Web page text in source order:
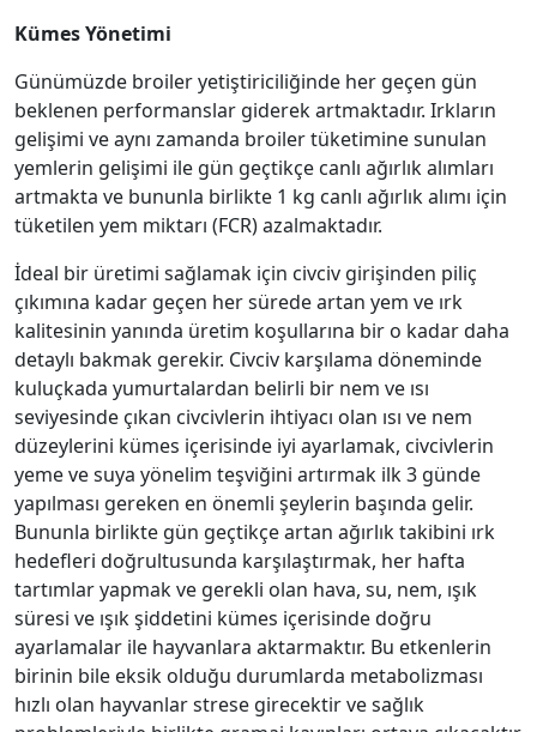
Kümes Yönetimi
Günümüzde broiler yetiştiriciliğinde her geçen gün
beklenen performanslar giderek artmaktadır. Irkların
gelişimi ve aynı zamanda broiler tüketimine sunulan
yemlerin gelişimi ile gün geçtikçe canlı ağırlık alımları
artmakta ve bununla birlikte 1 kg canlı ağırlık alımı için
tüketilen yem miktarı (FCR) azalmaktadır.
İdeal bir üretimi sağlamak için civciv girişinden piliç
çıkımına kadar geçen her sürede artan yem ve ırk
kalitesinin yanında üretim koşullarına bir o kadar daha
detaylı bakmak gerekir. Civciv karşılama döneminde
kuluçkada yumurtalardan belirli bir nem ve ısı
seviyesinde çıkan civcivlerin ihtiyacı olan ısı ve nem
düzeylerini kümes içerisinde iyi ayarlamak, civcivlerin
yeme ve suya yönelim teşviğini artırmak ilk 3 günde
yapılması gereken en önemli şeylerin başında gelir.
Bununla birlikte gün geçtikçe artan ağırlık takibini ırk
hedefleri doğrultusunda karşılaştırmak, her hafta
tartımlar yapmak ve gerekli olan hava, su, nem, ışık
süresi ve ışık şiddetini kümes içerisinde doğru
ayarlamalar ile hayvanlara aktarmaktır. Bu etkenlerin
birinin bile eksik olduğu durumlarda metabolizması
hızlı olan hayvanlar strese girecektir ve sağlık